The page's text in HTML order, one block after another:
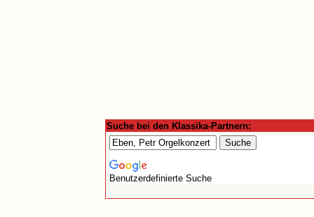
Suche bei den Klassika-Partnern:
Benutzerdefinierte Suche